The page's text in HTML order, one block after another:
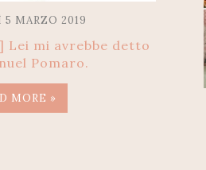
5 MARZO 2019
Lei mi avrebbe detto
Pomaro.
MORE »